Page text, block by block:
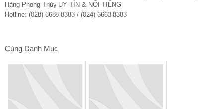
Hàng Phong Thủy UY TÍN & NỔI TIẾNG
Hotline: (028) 6688 8383 / (024) 6663 8383
Cùng Danh Mục